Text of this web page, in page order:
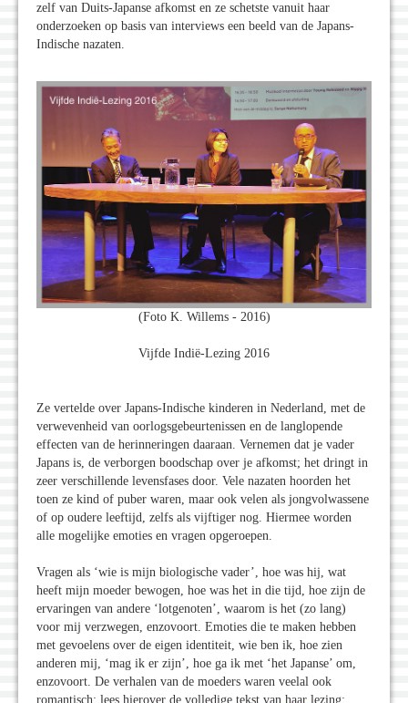
zelf van Duits-Japanse afkomst en ze schetste vanuit haar
onderzoeken op basis van interviews een beeld van de Japans-
Indische nazaten.
(Foto K. Willems - 2016)
Vijfde Indië-Lezing 2016
Ze vertelde over Japans-Indische kinderen in Nederland, met de
verwevenheid van oorlogsgebeurtenissen en de langlopende
effecten van de herinneringen daaraan. Vernemen dat je vader
Japans is, de verborgen boodschap over je afkomst; het dringt in
zeer verschillende levensfases door. Vele nazaten hoorden het
toen ze kind of puber waren, maar ook velen als jongvolwassene
of op oudere leeftijd, zelfs als vijftiger nog. Hiermee worden
alle mogelijke emoties en vragen opgeroepen.
Vragen als ‘wie is mijn biologische vader’, hoe was hij, wat
heeft mijn moeder bewogen, hoe was het in die tijd, hoe zijn de
ervaringen van andere ‘lotgenoten’, waarom is het (zo lang)
voor mij verzwegen, enzovoort. Emoties die te maken hebben
met gevoelens over de eigen identiteit, wie ben ik, hoe zien
anderen mij, ‘mag ik er zijn’, hoe ga ik met ‘het Japanse’ om,
enzovoort. De verhalen van de moeders waren veelal ook
romantisch; lees hierover de volledige tekst van haar lezing: